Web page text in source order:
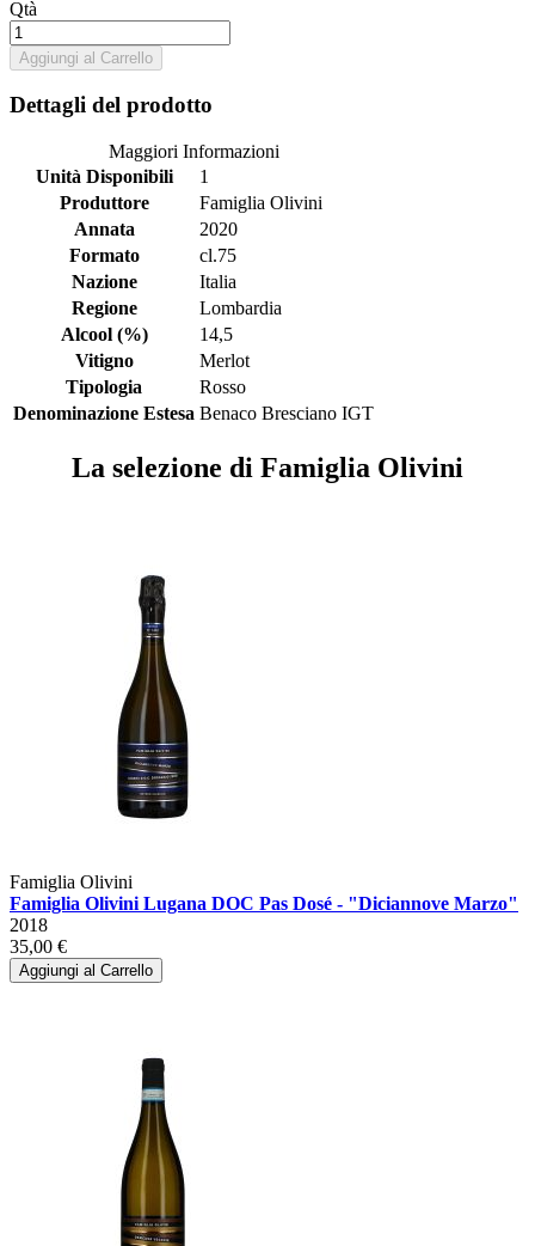
Qtà
Aggiungi al Carrello
Dettagli del prodotto
Maggiori Informazioni
Unità Disponibili
1
Produttore
Famiglia Olivini
Annata
2020
Formato
cl.75
Nazione
Italia
Regione
Lombardia
Alcool (%)
14,5
Vitigno
Merlot
Tipologia
Rosso
Denominazione Estesa Benaco Bresciano IGT
La selezione di Famiglia Olivini
Famiglia Olivini
Famiglia Olivini Lugana DOC Pas Dosé - "Diciannove Marzo"
2018
35,00 €
Aggiungi al Carrello